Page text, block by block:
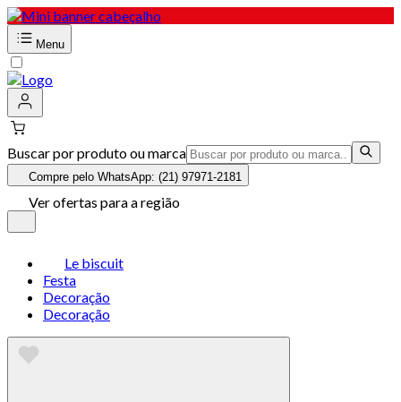
Menu
Buscar por produto ou marca
Compre pelo WhatsApp: (21) 97971-2181
Ver ofertas para a região
Le biscuit
Festa
Decoração
Decoração